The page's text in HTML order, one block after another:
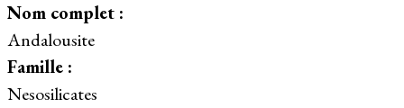
Nom complet :
Andalousite
Famille :
Nesosilicates